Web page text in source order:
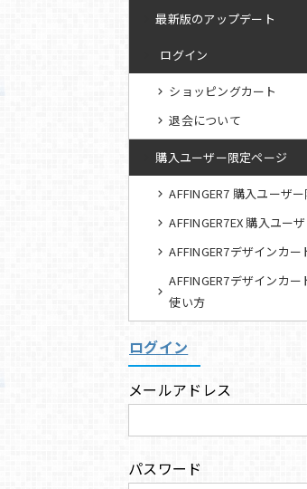
最新版のアップデート
ログイン
ショッピングカート
退会について
購入ユーザー限定ページ
AFFINGER7 購入ユーザ
AFFINGER7EX 購入ユー
AFFINGER7デザインカ
AFFINGER7デザインカ
使い方
ログイン
メールアドレス
パスワード